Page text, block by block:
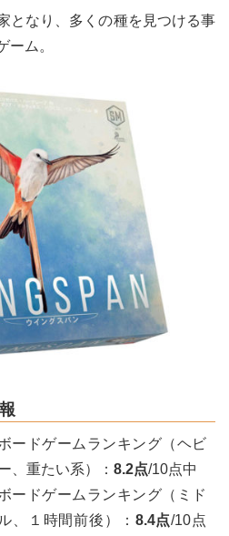
となり、多くの種を見つける事
ーム。
ードゲームランキング（ヘビ
、重たい系）： 8.2点/10点中
ードゲームランキング（ミド
ル、１時間前後）： 8.4点/10点